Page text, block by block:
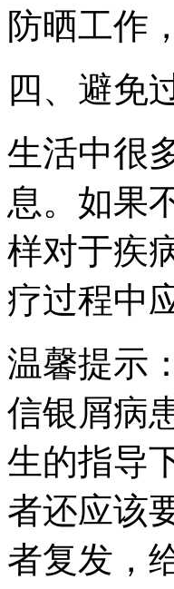
防晒工作
四、避免
生活中很
息。如果
样对于疾
疗过程中
温馨提示
信银屑病
生的指导
者还应该
者复发，